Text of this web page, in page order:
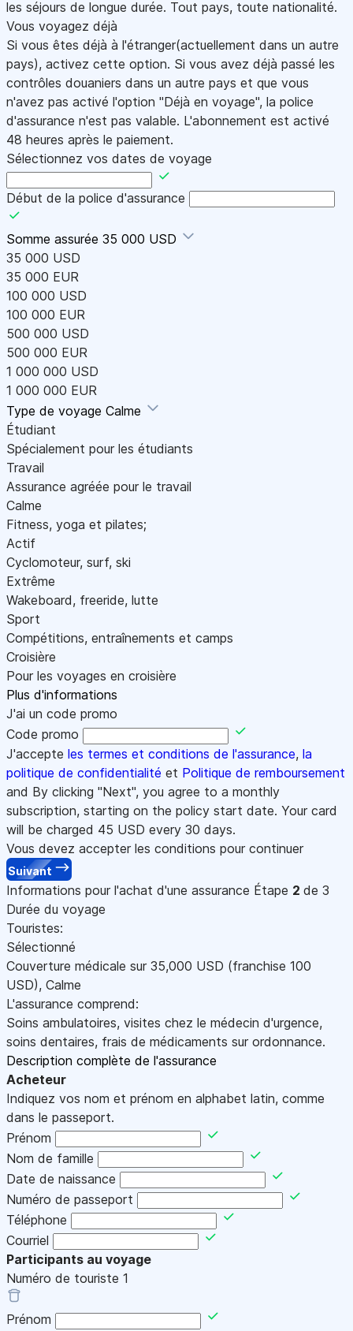
les séjours de longue durée. Tout pays, toute nationalité.
Vous voyagez déjà
Si vous êtes déjà à l'étranger(actuellement dans un autre
pays), activez cette option. Si vous avez déjà passé les
contrôles douaniers dans un autre pays et que vous
n'avez pas activé l'option "Déjà en voyage", la police
d'assurance n'est pas valable. L'abonnement est activé
48 heures après le paiement.
Sélectionnez vos dates de voyage
Début de la police d'assurance
Somme assurée 35 000 USD
35 000 USD
35 000 EUR
100 000 USD
100 000 EUR
500 000 USD
500 000 EUR
1 000 000 USD
1 000 000 EUR
Type de voyage Calme
Étudiant
Spécialement pour les étudiants
Travail
Assurance agréée pour le travail
Calme
Fitness, yoga et pilates;
Actif
Cyclomoteur, surf, ski
Extrême
Wakeboard, freeride, lutte
Sport
Compétitions, entraînements et camps
Croisière
Pour les voyages en croisière
Plus d'informations
J'ai un code promo
Code promo
J'accepte les termes et conditions de l'assurance, la
politique de confidentialité et Politique de remboursement
and By clicking "Next", you agree to a monthly
subscription, starting on the policy start date. Your card
will be charged 45 USD every 30 days.
Vous devez accepter les conditions pour continuer
Suivant
Informations pour l'achat d'une assurance Étape 2 de 3
Durée du voyage
Touristes:
Sélectionné
Couverture médicale sur 35,000 USD (franchise 100
USD), Calme
L'assurance comprend:
Soins ambulatoires, visites chez le médecin d'urgence,
soins dentaires, frais de médicaments sur ordonnance.
Description complète de l'assurance
Acheteur
Indiquez vos nom et prénom en alphabet latin, comme
dans le passeport.
Prénom
Nom de famille
Date de naissance
Numéro de passeport
Téléphone
Courriel
Participants au voyage
Numéro de touriste 1
Prénom